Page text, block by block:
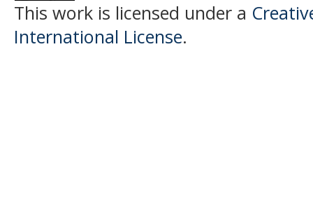
This work is licensed under a
International License.